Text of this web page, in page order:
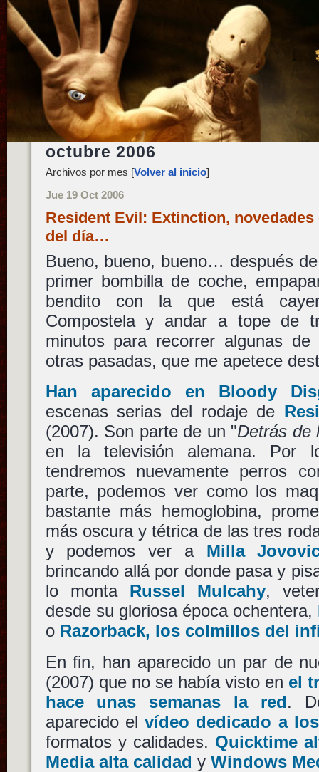
octubre 2006
Archivos por mes [Volver al inicio]
Jue 19 Oct 2006
Resident Evil: Extinction,
del día…
Bueno, bueno, bueno… después
primer bombilla de coche,
bendito con la que está
Compostela y andar a tope de
minutos para recorrer algunas
otras pasadas, que me apetece
Han aparecido en Bloody
escenas serias del rodaje de
(2007). Son parte de un "Detrás de
en la televisión alemana. Por
tendremos nuevamente perros
parte, podemos ver como los
bastante más hemoglobina,
más oscura y tétrica de las tres
y podemos ver a Milla
brincando allá por donde pasa y
lo monta Russel Mulcahy,
desde su gloriosa época ochentera,
o Razorback, los colmillos del
En fin, han aparecido un par de
(2007) que no se había visto en el
hace unas semanas la red.
aparecido elvídeo dedicado a
formatos y calidades. Quicktime
Media alta calidad y Windows